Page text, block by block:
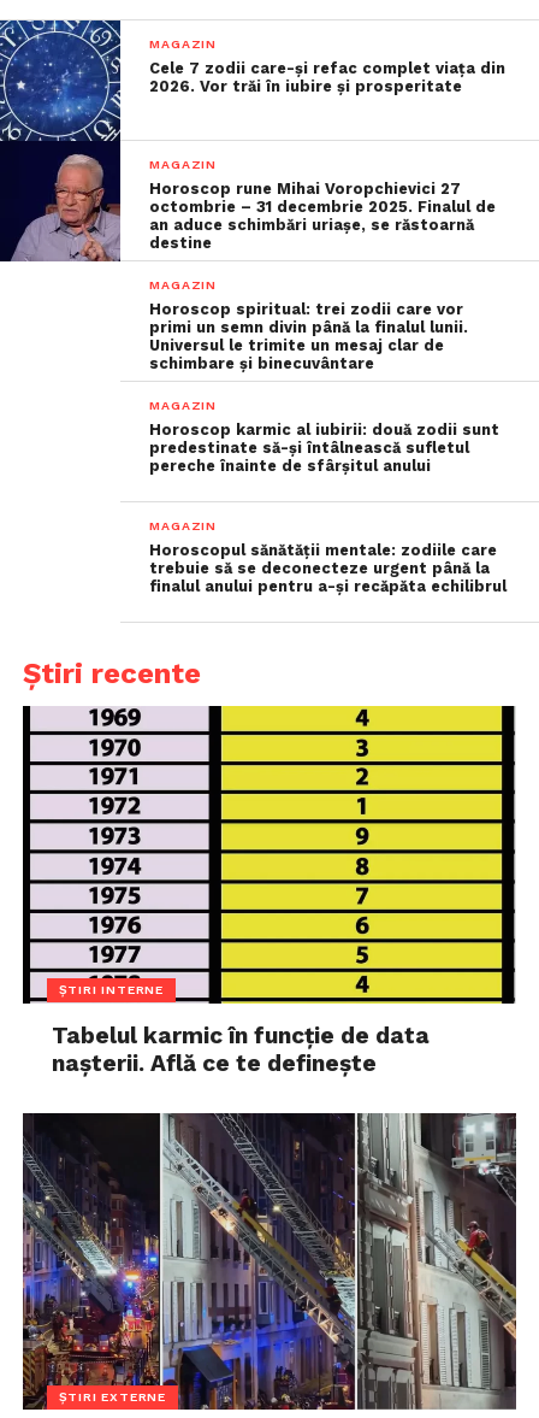
MAGAZIN
Cele 7 zodii care-și refac complet viața din
2026. Vor trăi în iubire și prosperitate
MAGAZIN
Horoscop rune Mihai Voropchievici 27
octombrie – 31 decembrie 2025. Finalul de
an aduce schimbări uriașe, se răstoarnă
destine
MAGAZIN
Horoscop spiritual: trei zodii care vor
primi un semn divin până la finalul lunii.
Universul le trimite un mesaj clar de
schimbare și binecuvântare
MAGAZIN
Horoscop karmic al iubirii: două zodii sunt
predestinate să-și întâlnească sufletul
pereche înainte de sfârșitul anului
MAGAZIN
Horoscopul sănătății mentale: zodiile care
trebuie să se deconecteze urgent până la
finalul anului pentru a-și recăpăta echilibrul
Știri recente
ȘTIRI INTERNE
Tabelul karmic în funcție de data
nașterii. Află ce te definește
ȘTIRI EXTERNE